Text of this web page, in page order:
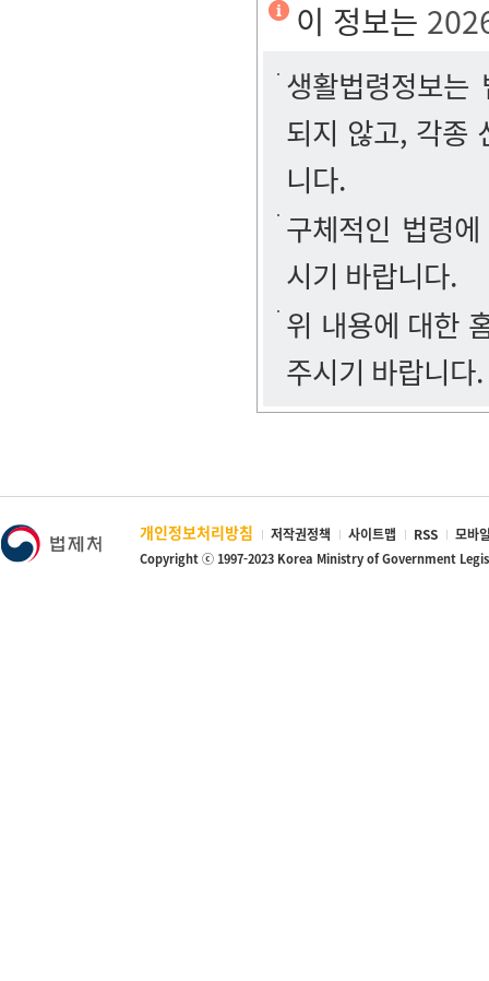
이 정보는
생활법령정보
되지 않고, 각종
니다.
구체적인 법령
시기 바랍니다.
위 내용에 대한
주시기 바랍니다.
개인정보처리방침 저작권정책 사이트맵 RSS 모바
Copyright ⓒ 1997-2023 Korea Ministry of Government